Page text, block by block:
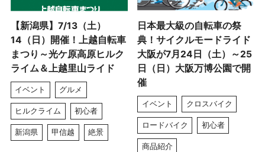
【新潟県】7/13（土）
14（日）開催！上越自転車
まつり～光ケ原高原ヒルク
ライム＆上越里山ライド
イベント グルメ
ヒルクライム 初心者
新潟県 甲信越 絶景
日本最大級の自転車の祭
典！サイクルモードライド
大阪が7月24日（土）～25
日（日）大阪万博公園で開
催
イベント クロスバイク
ロードバイク 初心者
商品紹介